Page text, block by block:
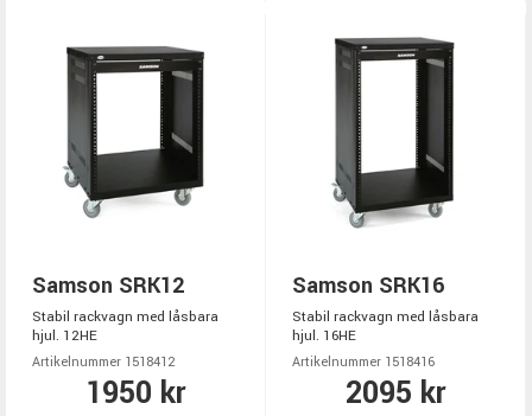
Samson SRK12
Stabil rackvagn med låsbara
hjul. 12HE
Artikelnummer 1518412
1950 kr
Samson SRK16
Stabil rackvagn med låsbara
hjul. 16HE
Artikelnummer 1518416
2095 kr